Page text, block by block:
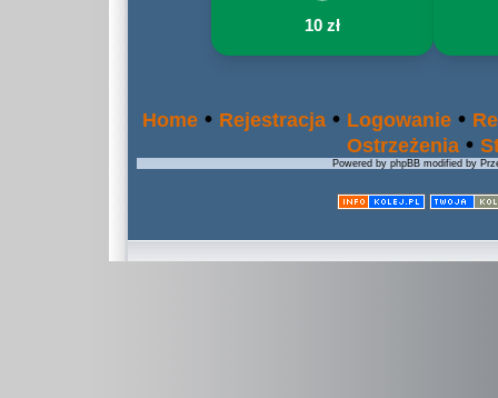
10 zł
Home • Rejestracja • Logowanie •
Ostrzeżenia •
Powered by phpBB modified by